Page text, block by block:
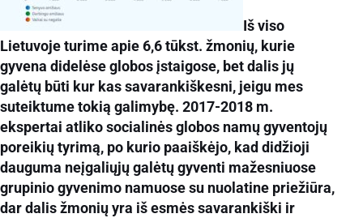
Iš viso
Lietuvoje turime apie 6,6 tūkst. žmonių, kurie
gyvena didelėse globos įstaigose, bet dalis jų
galėtų būti kur kas savarankiškesni, jeigu mes
suteiktume tokią galimybę. 2017-2018 m.
ekspertai atliko socialinės globos namų gyventojų
poreikių tyrimą, po kurio paaiškėjo, kad didžioji
dauguma neįgaliųjų galėtų gyventi mažesniuose
grupinio gyvenimo namuose su nuolatine priežiūra,
dar dalis žmonių yra iš esmės savarankiški ir